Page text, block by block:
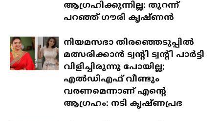
ആഗ്രഹിക്കുന്നില്ല: തുറന്ന്
പറഞ്ഞ് ഗൗരി കൃഷ്ണൻ
നിയമസഭാ തിരഞ്ഞെടുപ്പിൽ
മത്സരിക്കാൻ ട്വന്റി ട്വന്റി പാർട്ടി
വിളിച്ചിരുന്നു പോയില്ല;
എൽഡിഎഫ് വീണ്ടും
വരണമെന്നാണ് എന്റെ
ആഗ്രഹം: നടി കൃഷ്ണപ്രഭ